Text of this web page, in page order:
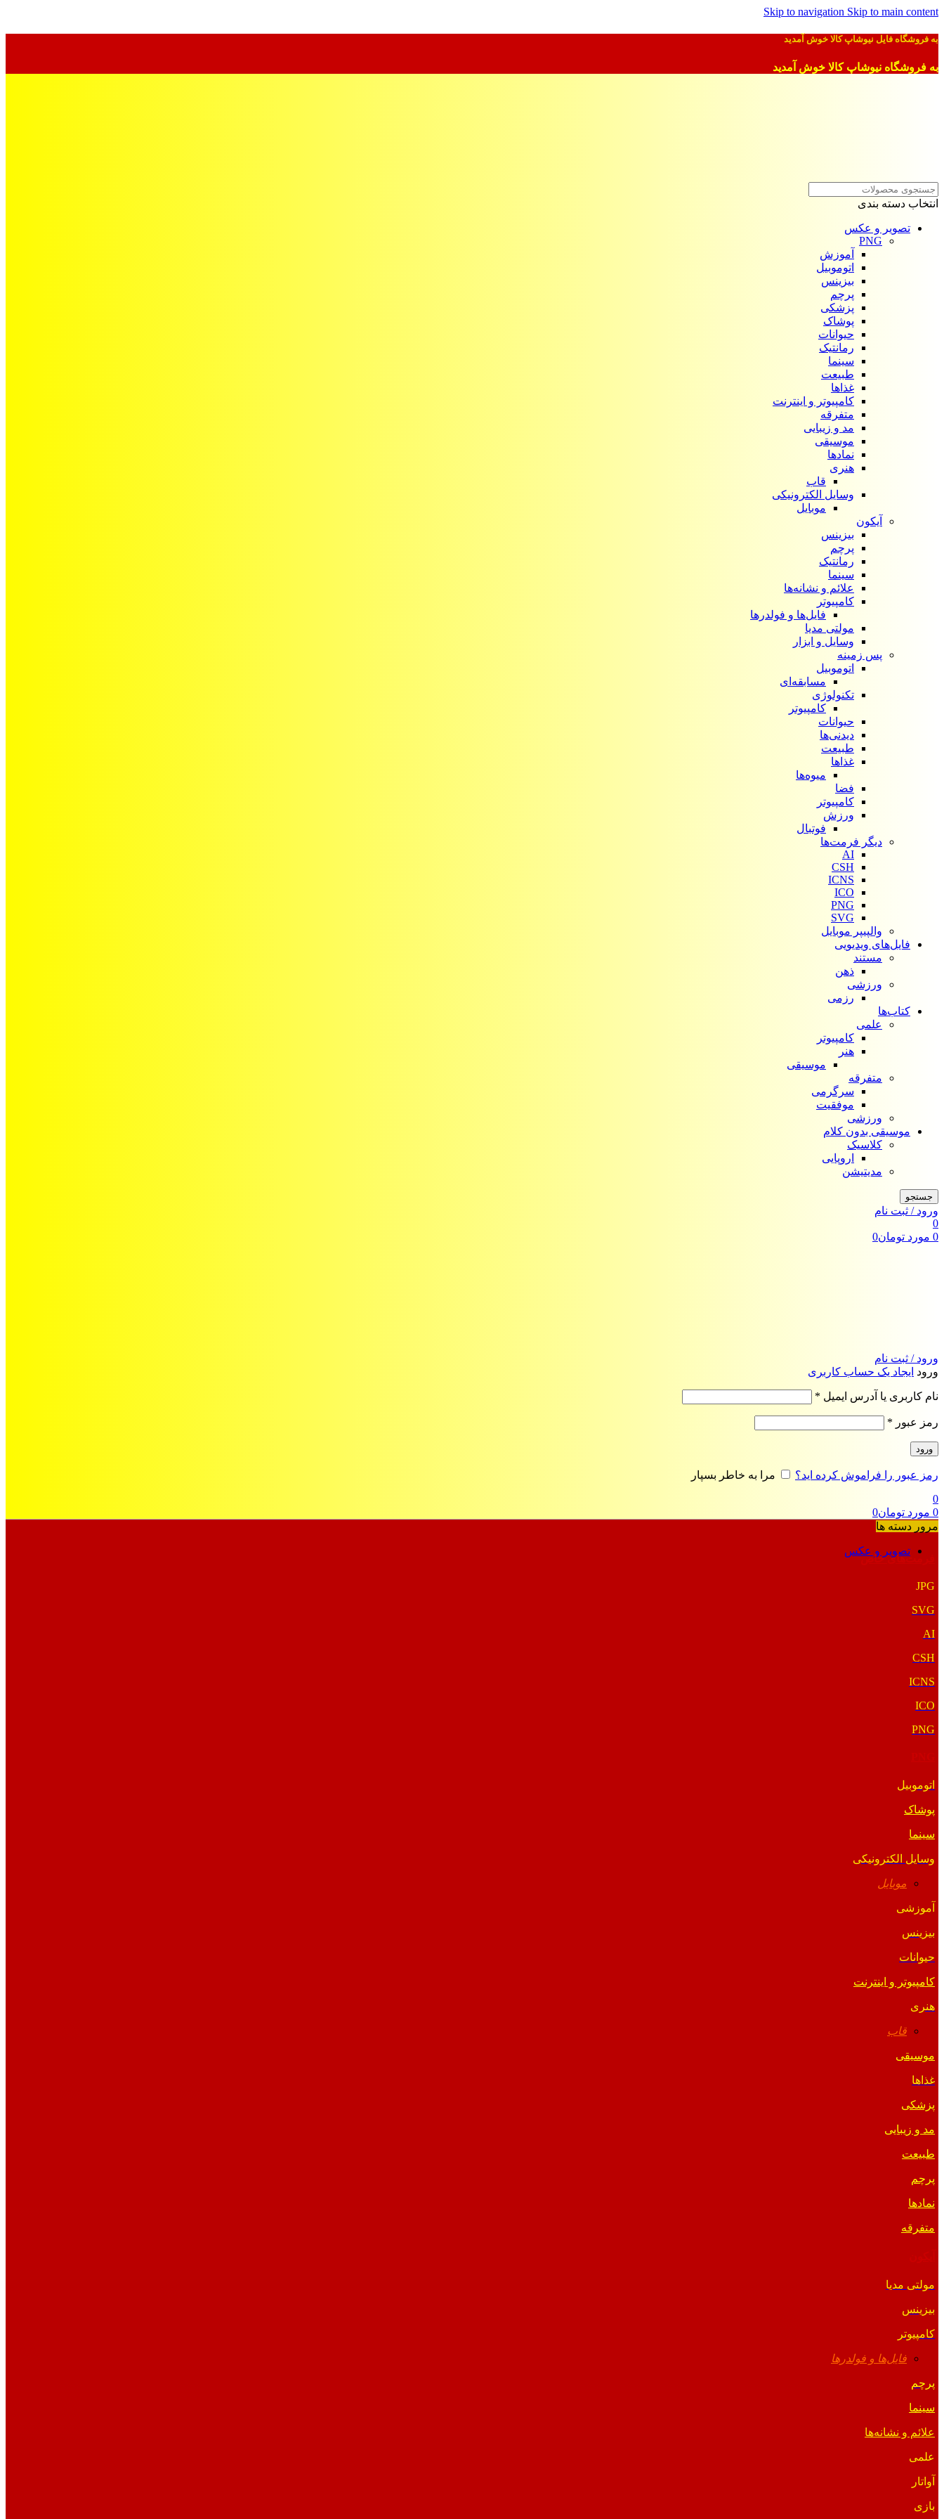
Skip to navigation Skip to main content
به فروشگاه فایل نیوشاپ کالا خوش آمدید
به فروشگاه نیوشاپ کالا خوش آمدید
انتخاب دسته بندی
تصویر و عکس
PNG
آموزش
اتوموبیل
بیزینس
پرچم
پزشکی
پوشاک
حیوانات
رمانتیک
سینما
طبیعت
غذاها
کامپیوتر و اینترنت
متفرقه
مد و زیبایی
موسیقی
نمادها
هنری
قاب
وسایل الکترونیکی
موبایل
آیکون‌
بیزینس
پرچم
رمانتیک
سینما
علائم و نشانه‌ها
کامپیوتر
فایل‌ها و فولدرها
مولتی مدیا
وسایل و ابزار
پس زمینه
اتوموبیل
مسابقه‌ای
تکنولوژی
کامپیوتر
حیوانات
دیدنی‌ها
طبیعت
غذاها
میوه‌ها
فضا
کامپیوتر
ورزش
فوتبال
دیگر فرمت‌ها
AI
CSH
ICNS
ICO
PNG
SVG
والپیپر موبایل
فایل‌های ویدیویی
مستند
ذهن
ورزشی
رزمی
کتاب‌ها
علمی
کامپیوتر
هنر
موسیقی
متفرقه
سرگرمی
موفقیت
ورزشی
موسیقی بدون کلام
کلاسیک
اروپایی
مدیتیشن
جستجو
ورود / ثبت نام
0
0 مورد تومان0
ورود / ثبت نام
ورود ایجاد یک حساب کاربری
نام کاربری یا آدرس ایمیل *
رمز عبور *
ورود
رمز عبور را فراموش کرده اید؟
مرا به خاطر بسپار
0
0 مورد تومان0
مرور دسته ها
تصویر و عکس
فرمت‌های خاص
JPG
SVG
AI
CSH
ICNS
ICO
PNG
اتوموبیل
پوشاک
سینما
وسایل الکترونیکی
موبایل
آموزشی
بیزینس
حیوانات
کامپیوتر و اینترنت
هنری
قاب
موسیقی
غذاها
پزشکی
مد و زیبایی
طبیعت
پرچم
نمادها
متفرقه
مولتی مدیا
بیزینس
کامپیوتر
فایل‌ها و فولدرها
پرچم
سینما
علائم و نشانه‌ها
علمی
آواتار
بازی